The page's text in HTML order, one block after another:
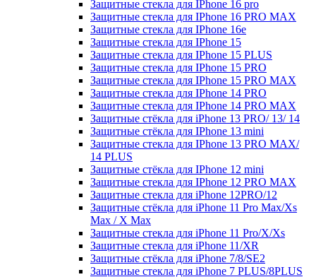
Защитные стекла для IPhone 16 pro
Защитные стекла для IPhone 16 PRO MAX
Защитные стекла для IPhone 16e
Защитные стекла для IPhone 15
Защитные стекла для IPhone 15 PLUS
Защитные стекла для IPhone 15 PRO
Защитные стекла для IPhone 15 PRO MAX
Защитные стекла для IPhone 14 PRO
Защитные стекла для IPhone 14 PRO MAX
Защитные стёкла для iPhone 13 PRO/ 13/ 14
Защитные стёкла для IPhone 13 mini
Защитные стекла для IPhone 13 PRO MAX/
14 PLUS
Защитные стёкла для IPhone 12 mini
Защитные стекла для IPhone 12 PRO MAX
Защитные стекла для iPhone 12PRO/12
Защитные стёкла для iPhone 11 Pro Max/Xs
Max / X Max
Защитные стекла для iPhone 11 Pro/X/Xs
Защитные стекла для iPhone 11/XR
Защитные стёкла для iPhone 7/8/SE2
Защитные стекла для iPhone 7 PLUS/8PLUS